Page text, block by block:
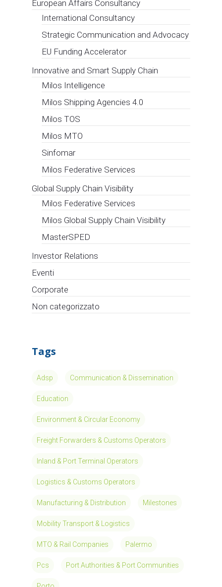
European Affairs Consultancy
International Consultancy
Strategic Communication and Advocacy
EU Funding Accelerator
Innovative and Smart Supply Chain
Milos Intelligence
Milos Shipping Agencies 4.0
Milos TOS
Milos MTO
Sinfomar
Milos Federative Services
Global Supply Chain Visibility
Milos Federative Services
Milos Global Supply Chain Visibility
MasterSPED
Investor Relations
Eventi
Corporate
Non categorizzato
Tags
Adsp Communication & Dissemination
Education
Environment & Circular Economy
Freight Forwarders & Customs Operators
Inland & Port Terminal Operators
Logistics & Customs Operators
Manufacturing & Distribution Milestones
Mobility Transport & Logistics
MTO & Rail Companies Palermo
Pcs Port Authorities & Port Communities